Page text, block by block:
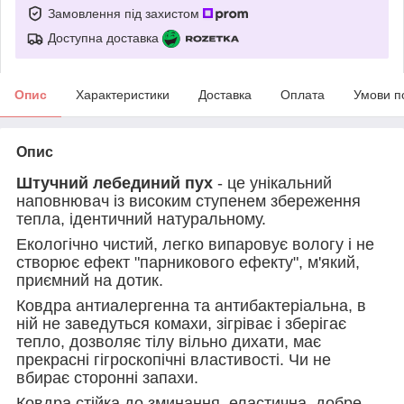
Замовлення під захистом
Доступна доставка
Опис Характеристики Доставка Оплата Умови
Опис
Штучний лебединий пух - це унікальний
наповнювач із високим ступенем збереження
тепла, ідентичний натуральному.
Екологічно чистий, легко випаровує вологу і не
створює ефект "парникового ефекту", м'який,
приємний на дотик.
Ковдра антиалергенна та антибактеріальна, в
ній не заведуться комахи, зігріває і зберігає
тепло, дозволяє тілу вільно дихати, має
прекрасні гігроскопічні властивості. Чи не
вбирає сторонні запахи.